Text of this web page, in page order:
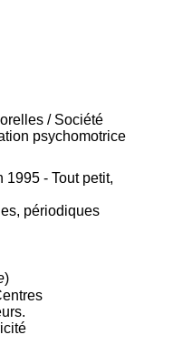
/ Société
psychomotrice
1995 - Tout petit,
périodiques
)